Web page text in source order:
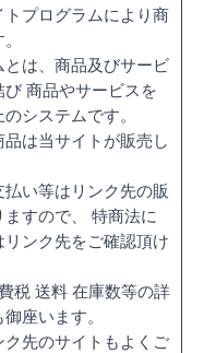
プログラムにより商
は、商品及びサービ
商品やサービスを
システムです。
は当サイトが販売し
い等はリンク先の販
すので、 特商法に
ンク先をご確認頂け
税 送料 在庫数等の詳
座います。
先のサイトもよくご